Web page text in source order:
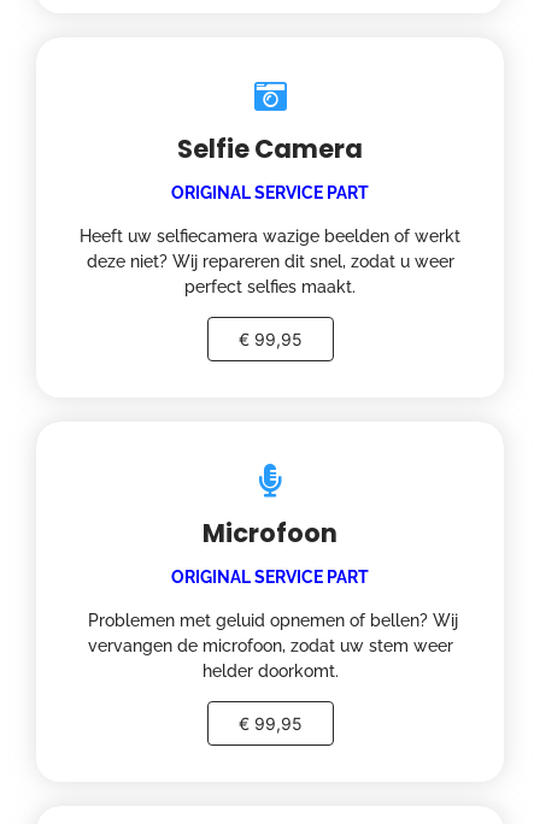
Selfie Camera
ORIGINAL SERVICE PART
Heeft uw selfiecamera wazige beelden of werkt
deze niet? Wij repareren dit snel, zodat u weer
perfect selfies maakt.
€ 99,95
Microfoon
ORIGINAL SERVICE PART
Problemen met geluid opnemen of bellen? Wij
vervangen de microfoon, zodat uw stem weer
helder doorkomt.
€ 99,95